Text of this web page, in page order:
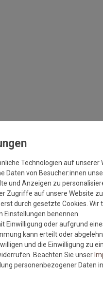
»
Technologien auf unserer
Daten von Besucher:innen
und Anzeigen zu
Zugriffe auf unsere Website
durch gesetzte Cookies. Wir
Einstellungen benennen.
Einwilligung oder aufgrund
kann erteilt oder
und die Einwilligung zu
Beachten Sie unser
personenbezogener Daten